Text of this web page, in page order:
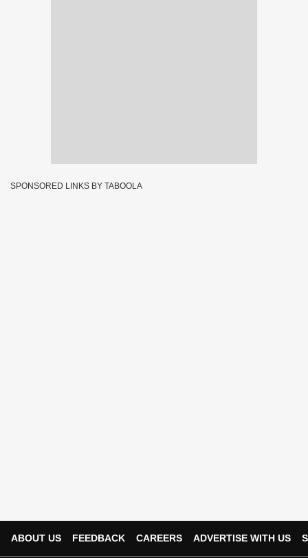
SPONSORED LINKS BY TABOOLA
ABOUT US FEEDBACK CAREERS ADVERTISE WITH US